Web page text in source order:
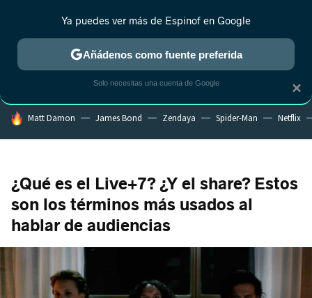
ESTRENOS REALITY ANIME RANKINGS CINE
HOY SE HABLA DE
Matt Damon James Bond Zendaya Spider-Man Netflix
¿Qué es el Live+7? ¿Y el share? Estos
son los términos más usados al
hablar de audiencias
×
Ya puedes ver más de Espinof en Google
Añádenos como fuente preferida
Solo necesitas una cuenta de Google